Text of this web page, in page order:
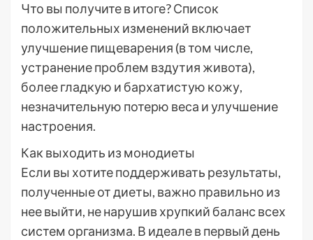
Что вы получите в итоге? Список
положительных изменений включает
улучшение пищеварения (в том числе,
устранение проблем вздутия живота),
более гладкую и бархатистую кожу,
незначительную потерю веса и улучшение
настроения.
Как выходить из монодиеты
Если вы хотите поддерживать результаты,
полученные от диеты, важно правильно из
нее выйти, не нарушив хрупкий баланс всех
систем организма. В идеале в первый день